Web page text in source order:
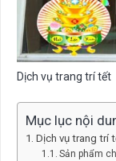
Dịch vụ trang trí tết
Mục lục nội
Dịch vụ trang trí
Sản phẩm